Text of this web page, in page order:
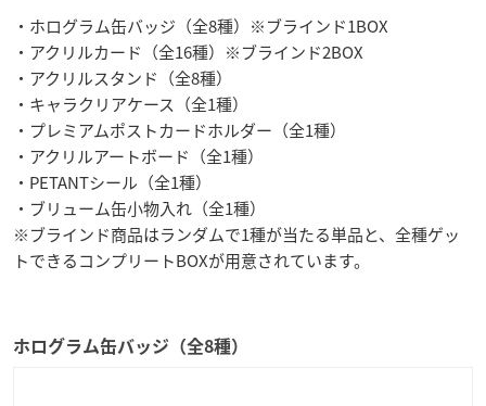
・ホログラム缶バッジ（全8種）※ブラインド1BOX
・アクリルカード（全16種）※ブラインド2BOX
・アクリルスタンド（全8種）
・キャラクリアケース（全1種）
・プレミアムポストカードホルダー（全1種）
・アクリルアートボード（全1種）
・PETANTシール（全1種）
・ブリューム缶小物入れ（全1種）
※ブラインド商品はランダムで1種が当たる単品と、全種ゲッ
トできるコンプリートBOXが用意されています。
ホログラム缶バッジ（全8種）